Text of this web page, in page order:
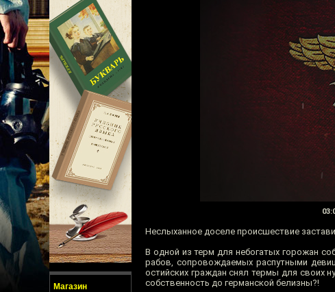
Магазин
Неслыханное доселе происшествие
В одной из терм для небогатых горожан
рабов, сопровождаемых распутными
остийских граждан снял термы для своих
собственность до германской белизны?!